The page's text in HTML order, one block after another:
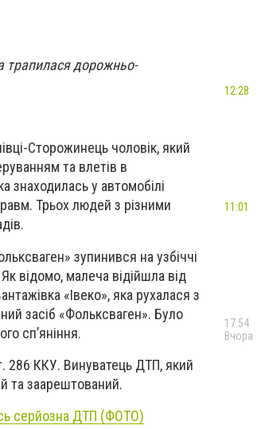
трапилася дорожньо-
Сторожинець чоловік, який
та влетів в
знаходилась у автомобілі
Трьох людей з різними
зупинився на узбіччі
відомо, малеча відійшла від
«Івеко», яка рухалася з
засіб «Фольксваген». Було
сп’яніння.
286 ККУ. Винуватець ДТП, який
та заарештований.
серйозна ДТП (ФОТО)
12:28
11:01
17:54
Вчора